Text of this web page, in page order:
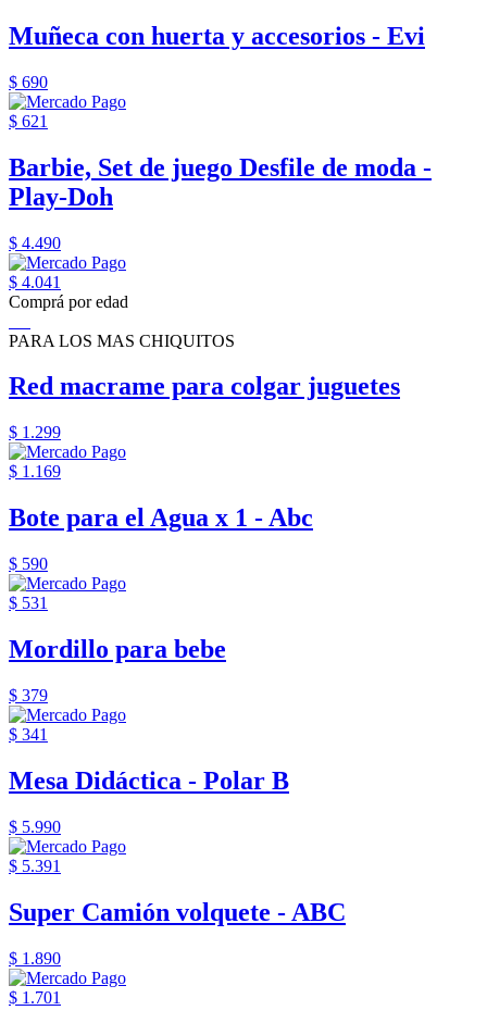
Muñeca con huerta y accesorios - Evi
$ 690
$ 621
Barbie, Set de juego Desfile de moda -
Play-Doh
$ 4.490
$ 4.041
Comprá por edad
PARA LOS MAS CHIQUITOS
Red macrame para colgar juguetes
$ 1.299
$ 1.169
Bote para el Agua x 1 - Abc
$ 590
$ 531
Mordillo para bebe
$ 379
$ 341
Mesa Didáctica - Polar B
$ 5.990
$ 5.391
Super Camión volquete - ABC
$ 1.890
$ 1.701